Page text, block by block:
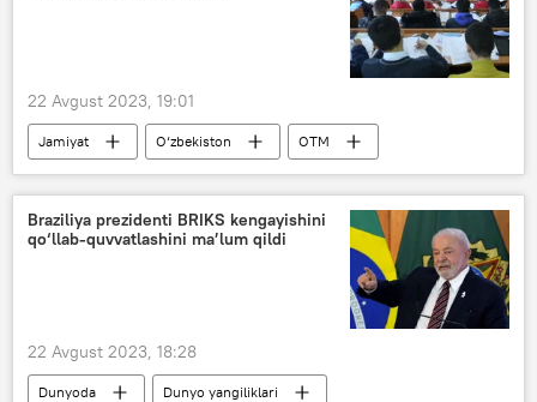
22 Avgust 2023, 19:01
Jamiyat O‘zbekiston OTM
Braziliya prezidenti BRIKS kengayishini
qo‘llab-quvvatlashini ma’lum qildi
22 Avgust 2023, 18:28
Dunyoda
Dunyo yangiliklari